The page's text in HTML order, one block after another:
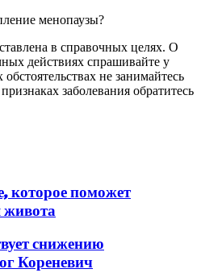
менопаузы?
в справочных целях. О
действиях спрашивайте у
не занимайтесь
заболевания обратитесь
которое поможет
живота
снижению
Кореневич